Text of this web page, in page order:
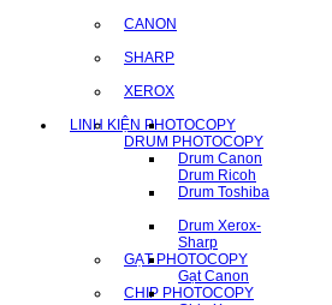
CANON
SHARP
XEROX
LINH KIỆN PHOTOCOPY
DRUM PHOTOCOPY
Drum Canon
Drum Ricoh
Drum Toshiba
Drum Xerox-
Sharp
GẠT PHOTOCOPY
Gạt Canon
CHIP PHOTOCOPY